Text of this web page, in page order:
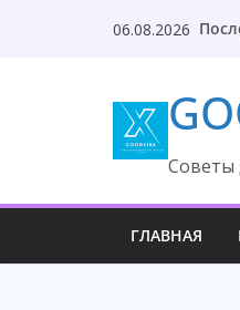
06.08.2026
Cоветы
ГЛАВНАЯ